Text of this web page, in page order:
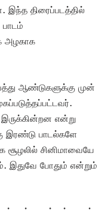
இந்த திரைப்படத்தில்
பாடம்
அழகாக
ஆண்டுகளுக்கு முன்
என்று
இரண்டு பாடல்களே
சூழலில் சினிமாவையே
இதுவே போதும் என்றும்